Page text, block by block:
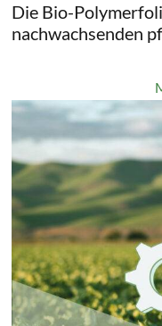
Die Bio-
nachwachsenden